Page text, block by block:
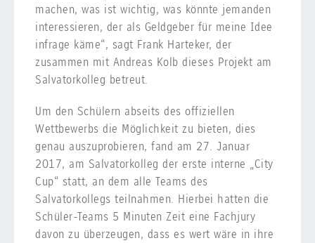
machen, was ist wichtig, was könnte jemanden
interessieren, der als Geldgeber für meine Idee
infrage käme“, sagt Frank Harteker, der
zusammen mit Andreas Kolb dieses Projekt am
Salvatorkolleg betreut.
Um den Schülern abseits des offiziellen
Wettbewerbs die Möglichkeit zu bieten, dies
genau auszuprobieren, fand am 27. Januar
2017, am Salvatorkolleg der erste interne „City
Cup“ statt, an dem alle Teams des
Salvatorkollegs teilnahmen. Hierbei hatten die
Schüler-Teams 5 Minuten Zeit eine Fachjury
davon zu überzeugen, dass es wert wäre in ihre